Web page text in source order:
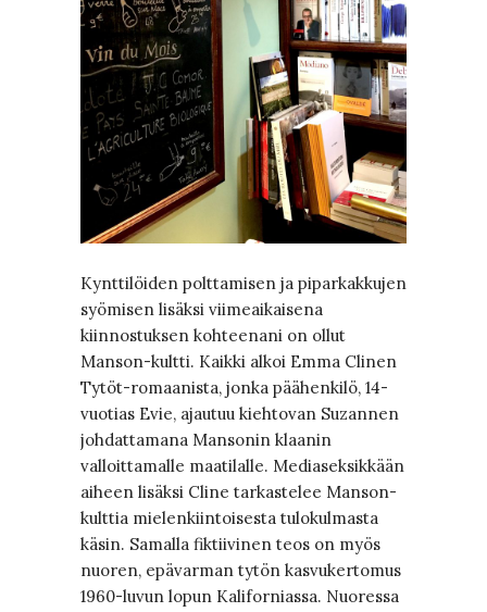
Kynttilöiden polttamisen ja piparkakkujen
syömisen lisäksi viimeaikaisena
kiinnostuksen kohteenani on ollut
Manson-kultti. Kaikki alkoi Emma Clinen
Tytöt-romaanista, jonka päähenkilö, 14-
vuotias Evie, ajautuu kiehtovan Suzannen
johdattamana Mansonin klaanin
valloittamalle maatilalle. Mediaseksikkään
aiheen lisäksi Cline tarkastelee Manson-
kulttia mielenkiintoisesta tulokulmasta
käsin. Samalla fiktiivinen teos on myös
nuoren, epävarman tytön kasvukertomus
1960-luvun lopun Kaliforniassa. Nuoressa